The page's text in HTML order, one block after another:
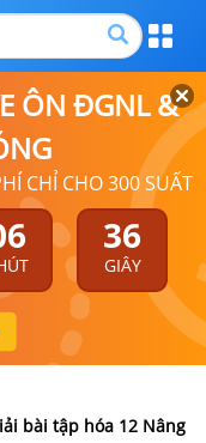
ÔN ĐGNL &
CHỈ CHO 300 SUẤT
35
GIÂY
bài tập hóa 12 Nâng